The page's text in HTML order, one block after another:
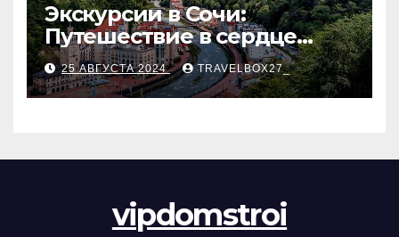
Экскурсии в Сочи:
Путешествие в сердце
Черноморского курорта
25 АВГУСТА 2024 TRAVELBOX27_
vipdomstroi